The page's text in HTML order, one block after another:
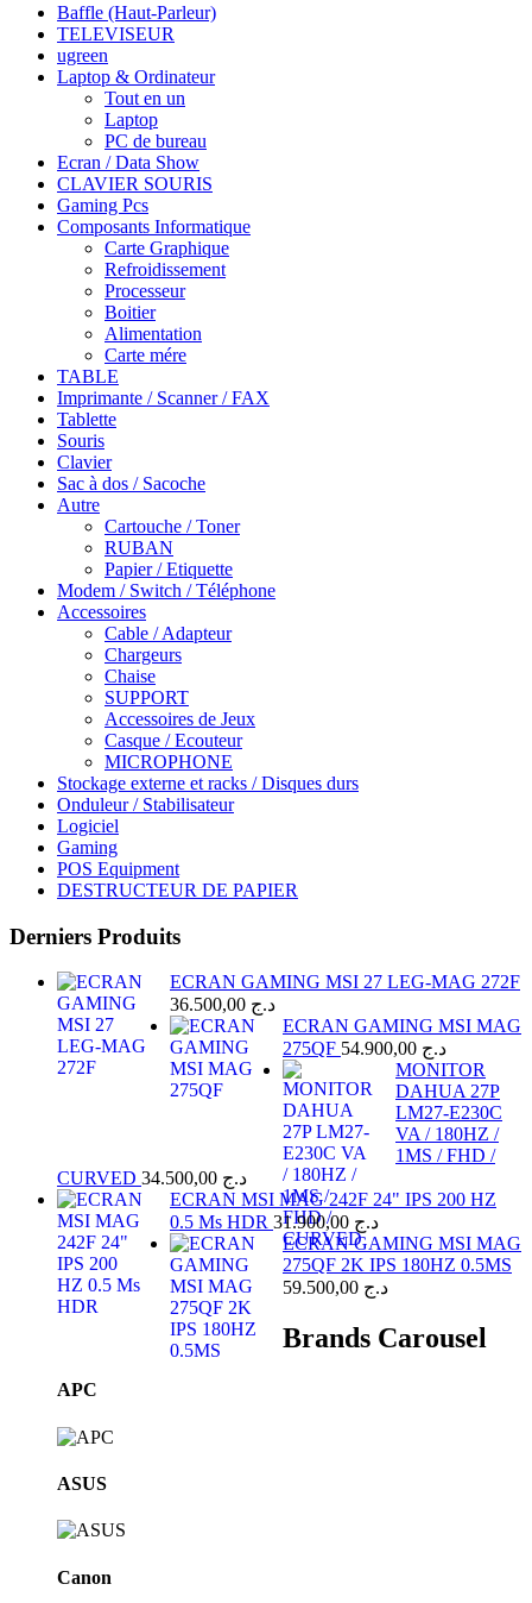
Baffle (Haut-Parleur)
TELEVISEUR
ugreen
Laptop & Ordinateur
Tout en un
Laptop
PC de bureau
Ecran / Data Show
CLAVIER SOURIS
Gaming Pcs
Composants Informatique
Carte Graphique
Refroidissement
Processeur
Boitier
Alimentation
Carte mére
TABLE
Imprimante / Scanner / FAX
Tablette
Souris
Clavier
Sac à dos / Sacoche
Autre
Cartouche / Toner
RUBAN
Papier / Etiquette
Modem / Switch / Téléphone
Accessoires
Cable / Adapteur
Chargeurs
Chaise
SUPPORT
Accessoires de Jeux
Casque / Ecouteur
MICROPHONE
Stockage externe et racks / Disques durs
Onduleur / Stabilisateur
Logiciel
Gaming
POS Equipment
DESTRUCTEUR DE PAPIER
Derniers Produits
ECRAN GAMING MSI 27 LEG-MAG 272F
د.ج
ECRAN GAMING MSI MAG
275QF
د.ج
MONITOR
DAHUA 27P
LM27-E230C
VA / 180HZ /
1MS / FHD /
CURVED
د.ج
ECRAN MSI MAG 242F 24" IPS 200 HZ
0.5 Ms HDR
د.ج
ECRAN GAMING MSI MAG
275QF 2K IPS 180HZ 0.5MS
د.ج
Brands Carousel
APC
ASUS
Canon